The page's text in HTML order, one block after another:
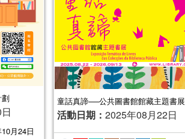
月24日
童話真諦──公共圖書館館藏主題書展
活動日期： 2025年08月22日